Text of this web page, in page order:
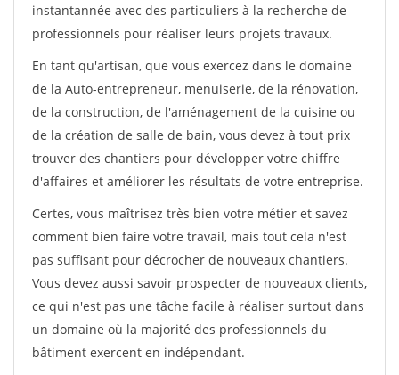
instantannée avec des particuliers à la recherche de
professionnels pour réaliser leurs projets travaux.
En tant qu'artisan, que vous exercez dans le domaine
de la Auto-entrepreneur, menuiserie, de la rénovation,
de la construction, de l'aménagement de la cuisine ou
de la création de salle de bain, vous devez à tout prix
trouver des chantiers pour développer votre chiffre
d'affaires et améliorer les résultats de votre entreprise.
Certes, vous maîtrisez très bien votre métier et savez
comment bien faire votre travail, mais tout cela n'est
pas suffisant pour décrocher de nouveaux chantiers.
Vous devez aussi savoir prospecter de nouveaux clients,
ce qui n'est pas une tâche facile à réaliser surtout dans
un domaine où la majorité des professionnels du
bâtiment exercent en indépendant.